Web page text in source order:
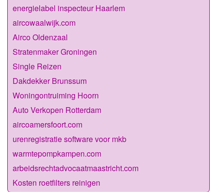
energielabel inspecteur Haarlem
aircowaalwijk.com
Airco Oldenzaal
Stratenmaker Groningen
Single Reizen
Dakdekker Brunssum
Woningontruiming Hoorn
Auto Verkopen Rotterdam
aircoamersfoort.com
urenregistratie software voor mkb
warmtepompkampen.com
arbeidsrechtadvocaatmaastricht.com
Kosten roetfilters reinigen